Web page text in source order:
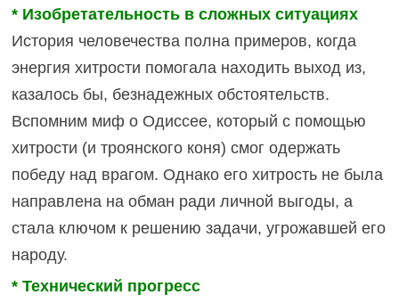
* Изобретательность в сложных ситуациях
История человечества полна примеров, когда
энергия хитрости помогала находить выход из,
казалось бы, безнадежных обстоятельств.
Вспомним миф о Одиссее, который с помощью
хитрости (и троянского коня) смог одержать
победу над врагом. Однако его хитрость не была
направлена на обман ради личной выгоды, а
стала ключом к решению задачи, угрожавшей его
народу.
* Технический прогресс